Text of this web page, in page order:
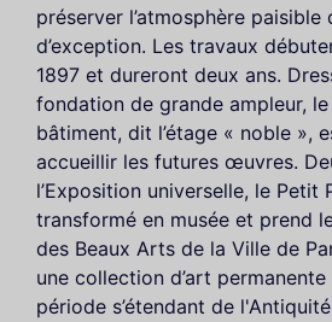
préserver l’atmosphère paisible
d’exception. Les travaux
1897 et dureront deux ans.
fondation de grande ampleur,
bâtiment, dit l’étage « noble »,
accueillir les futures œuvres.
l’Exposition universelle, le Petit
transformé en musée et prend
des Beaux Arts de la Ville de
une collection d’art
période s’étendant de